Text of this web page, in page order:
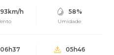
h 58%
Umidade
06h37 05h46